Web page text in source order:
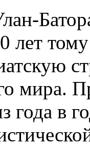
лет
мира.
года в